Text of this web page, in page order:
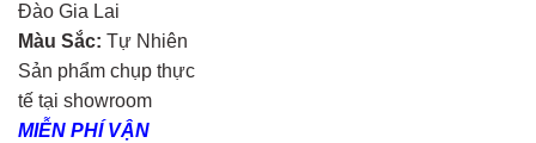
Đào Gia Lai
Màu Sắc: Tự Nhiên
Sản phẩm chụp thực
tế tại showroom
MIỄN PHÍ VẬN